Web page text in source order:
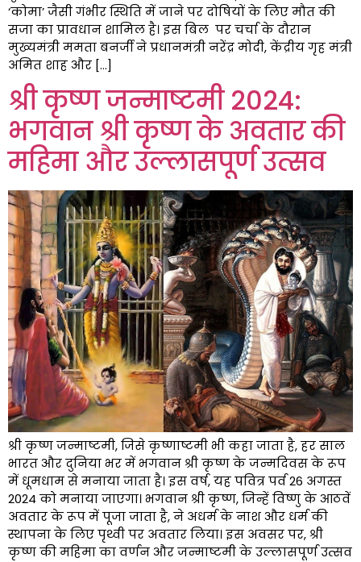
‘कोमा’ जैसी गंभीर स्थिति में जाने पर दोषियों के लिए मौत की
सजा का प्रावधान शामिल है। इस बिल पर चर्चा के दौरान
मुख्यमंत्री ममता बनर्जी ने प्रधानमंत्री नरेंद्र मोदी, केंद्रीय गृह मंत्री
अमित शाह और […]
श्री कृष्ण जन्माष्टमी 2024:
भगवान श्री कृष्ण के अवतार की
महिमा और उल्लासपूर्ण उत्सव
श्री कृष्ण जन्माष्टमी, जिसे कृष्णाष्टमी भी कहा जाता है, हर साल
भारत और दुनिया भर में भगवान श्री कृष्ण के जन्मदिवस के रूप
में धूमधाम से मनाया जाता है। इस वर्ष, यह पवित्र पर्व 26 अगस्त
2024 को मनाया जाएगा। भगवान श्री कृष्ण, जिन्हें विष्णु के आठवें
अवतार के रूप में पूजा जाता है, ने अधर्म के नाश और धर्म की
स्थापना के लिए पृथ्वी पर अवतार लिया। इस अवसर पर, श्री
कृष्ण की महिमा का वर्णन और जन्माष्टमी के उल्लासपूर्ण उत्सव